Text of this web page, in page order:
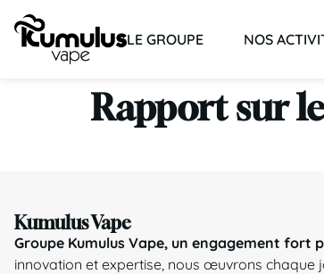
LE GROUPE NOS
Rapport sur
Kumulus Vape
Groupe Kumulus Vape, un engagement fort
innovation et expertise, nous œuvrons